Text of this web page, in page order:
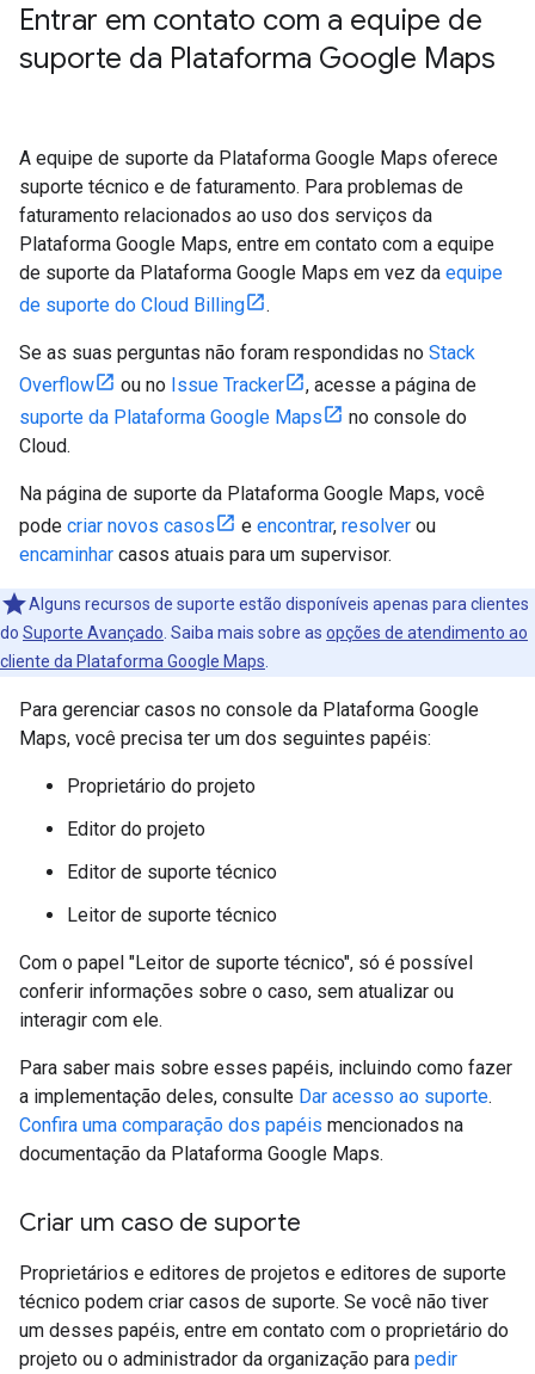
Entrar em contato com a equipe de
suporte da Plataforma Google Maps
A equipe de suporte da Plataforma Google Maps oferece
suporte técnico e de faturamento. Para problemas de
faturamento relacionados ao uso dos serviços da
Plataforma Google Maps, entre em contato com a equipe
de suporte da Plataforma Google Maps em vez da equipe
de suporte do Cloud Billing
.
Se as suas perguntas não foram respondidas no Stack
Overflow
ou no Issue Tracker
, acesse a página de
suporte da Plataforma Google Maps
no console do
Cloud.
Na página de suporte da Plataforma Google Maps, você
pode criar novos casos e encontrar, resolver ou
encaminhar casos atuais para um supervisor.
Alguns recursos de suporte estão disponíveis apenas para clientes
do Suporte Avançado . Saiba mais sobre as opções de atendimento ao
cliente da Plataforma Google Maps
Para gerenciar casos no console da Plataforma Google
Maps, você precisa ter um dos seguintes papéis:
Proprietário do projeto
Editor do projeto
Editor de suporte técnico
Leitor de suporte técnico
Com o papel "Leitor de suporte técnico", só é possível
conferir informações sobre o caso, sem atualizar ou
interagir com ele.
Para saber mais sobre esses papéis, incluindo como fazer
a implementação deles, consulte Dar acesso ao suporte.
Confira uma comparação dos papéis mencionados na
documentação da Plataforma Google Maps.
Criar um caso de suporte
Proprietários e editores de projetos e editores de suporte
técnico podem criar casos de suporte. Se você não tiver
um desses papéis, entre em contato com o proprietário do
projeto ou o administrador da organização para pedir